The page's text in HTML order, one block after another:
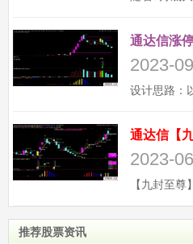
通达信涨
2023-
2023-
推荐股票资讯